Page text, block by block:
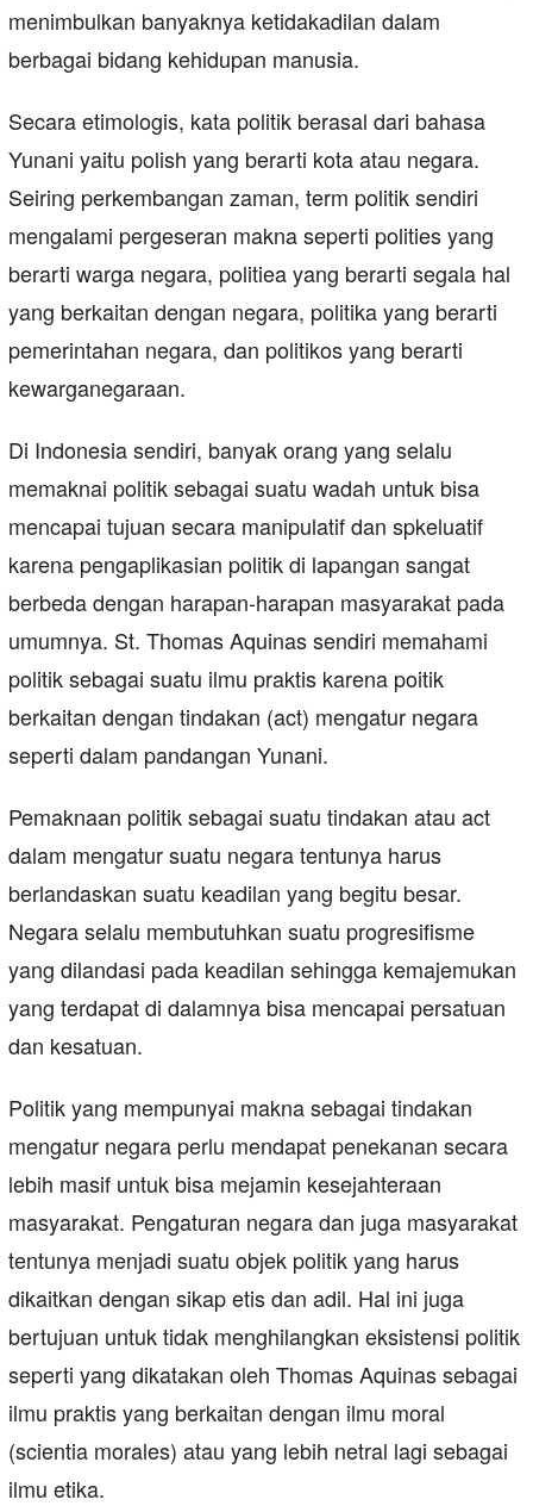
menimbulkan banyaknya ketidakadilan dalam
berbagai bidang kehidupan manusia.
Secara etimologis, kata politik berasal dari bahasa
Yunani yaitu polish yang berarti kota atau negara.
Seiring perkembangan zaman, term politik sendiri
mengalami pergeseran makna seperti polities yang
berarti warga negara, politiea yang berarti segala hal
yang berkaitan dengan negara, politika yang berarti
pemerintahan negara, dan politikos yang berarti
kewarganegaraan.
Di Indonesia sendiri, banyak orang yang selalu
memaknai politik sebagai suatu wadah untuk bisa
mencapai tujuan secara manipulatif dan spkeluatif
karena pengaplikasian politik di lapangan sangat
berbeda dengan harapan-harapan masyarakat pada
umumnya. St. Thomas Aquinas sendiri memahami
politik sebagai suatu ilmu praktis karena poitik
berkaitan dengan tindakan (act) mengatur negara
seperti dalam pandangan Yunani.
Pemaknaan politik sebagai suatu tindakan atau act
dalam mengatur suatu negara tentunya harus
berlandaskan suatu keadilan yang begitu besar.
Negara selalu membutuhkan suatu progresifisme
yang dilandasi pada keadilan sehingga kemajemukan
yang terdapat di dalamnya bisa mencapai persatuan
dan kesatuan.
Politik yang mempunyai makna sebagai tindakan
mengatur negara perlu mendapat penekanan secara
lebih masif untuk bisa mejamin kesejahteraan
masyarakat. Pengaturan negara dan juga masyarakat
tentunya menjadi suatu objek politik yang harus
dikaitkan dengan sikap etis dan adil. Hal ini juga
bertujuan untuk tidak menghilangkan eksistensi politik
seperti yang dikatakan oleh Thomas Aquinas sebagai
ilmu praktis yang berkaitan dengan ilmu moral
(scientia morales) atau yang lebih netral lagi sebagai
ilmu etika.